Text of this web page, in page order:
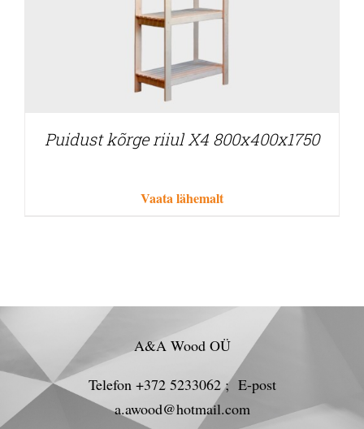
Puidust kõrge riiul X4 800x400x1750
Vaata lähemalt
A&A Wood OÜ
Telefon +372 5233062 ; E-post
a.awood@hotmail.com